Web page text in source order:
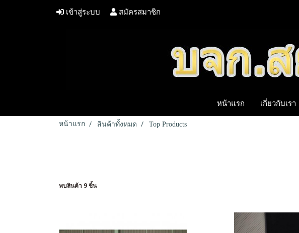
เข้าสู่ระบบ สมัครสมาชิก
หน้าแรก เกี่ยวกับเรา
หน้าแรก สินค้าทั้งหมด Top Products
พบสินค้า 9 ชิ้น